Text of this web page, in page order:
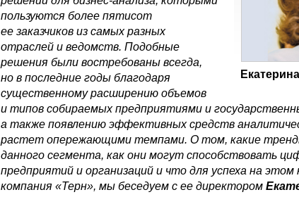
пользуются более пятисот
ее заказчиков из самых разных
отраслей и ведомств. Подобные
решения были востребованы всегда,
но в последние годы благодаря
существенному расширению объемов
и типов собираемых предприятиями и
а также появлению эффективных средств
растет опережающими темпами. О том, какие
данного сегмента, как они могут способствовать
предприятий и организаций и что для успеха на
компания «Терн», мы беседуем с ее директором